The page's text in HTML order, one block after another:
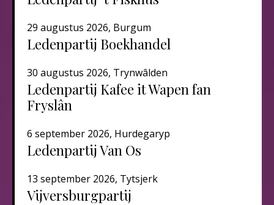
29 augustus 2026, Burgum
Ledenpartij Boekhandel
30 augustus 2026, Trynwâlden
Ledenpartij Kafee it Wapen fan
Fryslân
6 september 2026, Hurdegaryp
Ledenpartij Van Os
13 september 2026, Tytsjerk
Vijversburgpartij